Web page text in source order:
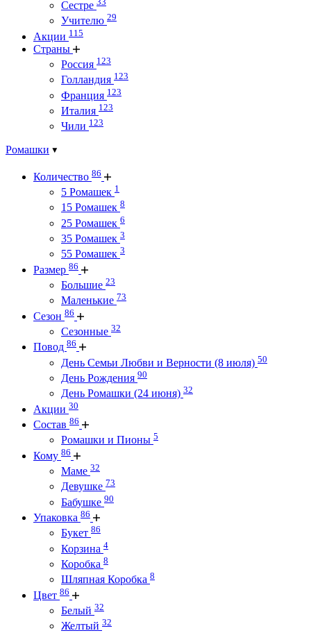
Сестре
Учителю 29
Акции 115
Страны
Россия 123
Голландия 123
Франция 123
Италия 123
Чили 123
Ромашки
Количество 86
5 Ромашек 1
15 Ромашек 8
25 Ромашек 6
35 Ромашек 3
55 Ромашек 3
Размер 86
Большие 23
Маленькие 73
Сезон 86
Сезонные 32
Повод 86
День Семьи Любви и Верности (8 июля) 50
День Рождения 90
День Ромашки (24 июня) 32
Акции 30
Состав 86
Ромашки и Пионы 5
Кому 86
Маме 32
Девушке 73
Бабушке 90
Упаковка 86
Букет 86
Корзина 4
Коробка 8
Шляпная Коробка 8
Цвет 86
Белый 32
Желтый 32